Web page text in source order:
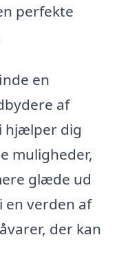
perfekte
en
af
hjælper dig
muligheder,
glæde ud
en verden af
der kan